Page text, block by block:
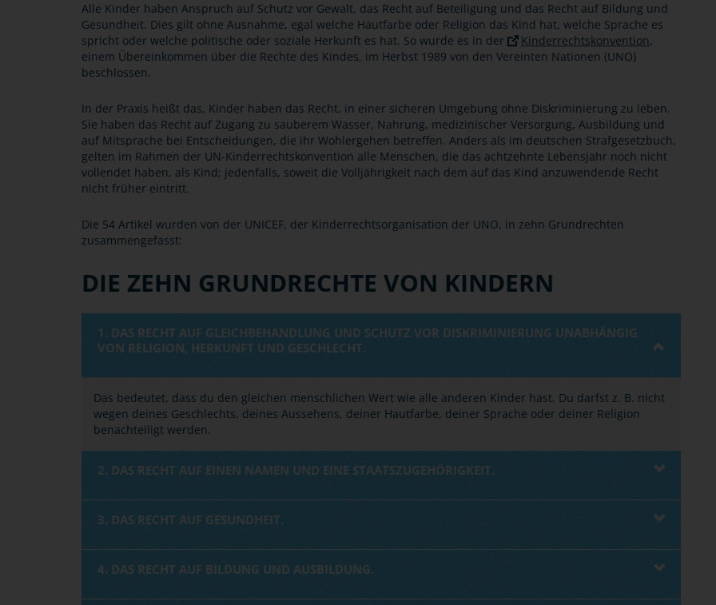
Alle Kinder haben Anspruch auf Schutz vor Gewalt, das Recht auf Beteiligung und das Recht auf Bildung und
Gesundheit. Dies gilt ohne Ausnahme, egal welche Hautfarbe oder Religion das Kind hat, welche Sprache es
spricht oder welche politische oder soziale Herkunft es hat. So wurde es in der
Kinderrechtskonvention,
einem Übereinkommen über die Rechte des Kindes, im Herbst 1989 von den Vereinten Nationen (UNO)
beschlossen.
In der Praxis heißt das, Kinder haben das Recht, in einer sicheren Umgebung ohne Diskriminierung zu leben.
Sie haben das Recht auf Zugang zu sauberem Wasser, Nahrung, medizinischer Versorgung, Ausbildung und
auf Mitsprache bei Entscheidungen, die ihr Wohlergehen betreffen. Anders als im deutschen Strafgesetzbuch,
gelten im Rahmen der UN-Kinderrechtskonvention alle Menschen, die das achtzehnte Lebensjahr noch nicht
vollendet haben, als Kind; jedenfalls, soweit die Volljährigkeit nach dem auf das Kind anzuwendende Recht
nicht früher eintritt.
Die 54 Artikel wurden von der UNICEF, der Kinderrechtsorganisation der UNO, in zehn Grundrechten
zusammengefasst:
DIE ZEHN GRUNDRECHTE VON KINDERN
1. DAS RECHT AUF GLEICHBEHANDLUNG UND SCHUTZ VOR DISKRIMINIERUNG UNABHÄNGIG
VON RELIGION, HERKUNFT UND GESCHLECHT.
Das bedeutet, dass du den gleichen menschlichen Wert wie alle anderen Kinder hast. Du darfst z. B. nicht
wegen deines Geschlechts, deines Aussehens, deiner Hautfarbe, deiner Sprache oder deiner Religion
benachteiligt werden.
2. DAS RECHT AUF EINEN NAMEN UND EINE STAATSZUGEHÖRIGKEIT.
3. DAS RECHT AUF GESUNDHEIT.
4. DAS RECHT AUF BILDUNG UND AUSBILDUNG.